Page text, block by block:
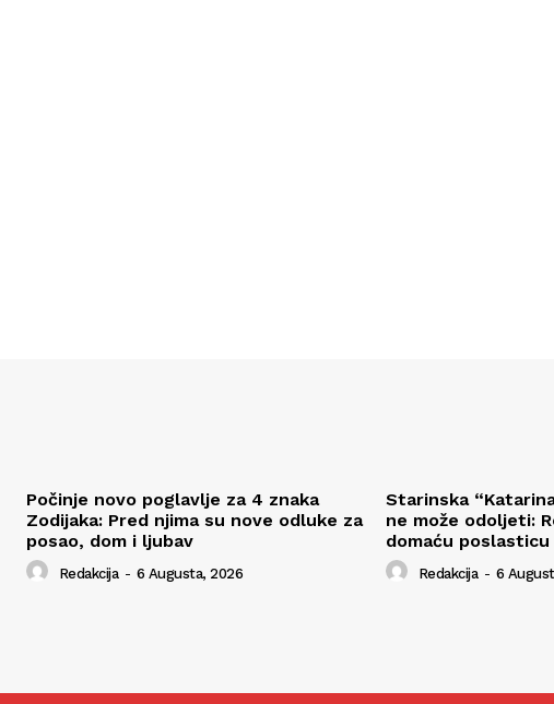
Počinje novo poglavlje za 4 znaka
Zodijaka: Pred njima su nove odluke za
posao, dom i ljubav
Redakcija - 6 Augusta, 2026
Starinska
ne može odoljeti:
domaću poslasticu
Redakcija - 6